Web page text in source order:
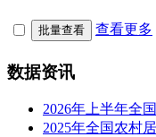
批量查看 查看更多
数据资讯
2026年上半年全
2025年全国农村